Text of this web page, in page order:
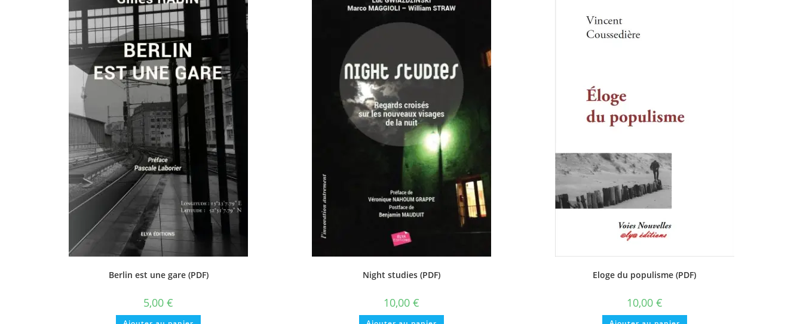
Berlin est une gare (PDF)
5,00€
Night studies (PDF)
10,00 €
Eloge du populisme (PDF)
10,00 €